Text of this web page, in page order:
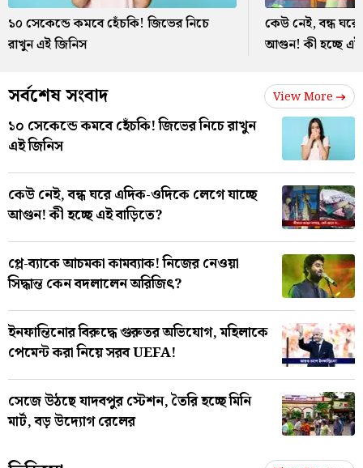
১০ সেকেন্ডে কমবে হেঁচকি! জিভের নিচে
রাখুন এই জিনিস
কেউ নেই, বন্ধ ঘরে
আগুন! কী হচ্ছে এই
সর্বশেষ সংবাদ View More
১০ সেকেন্ডে কমবে হেঁচকি! জিভের নিচে রাখুন
এই জিনিস
কেউ নেই, বন্ধ ঘরে এদিক-ওদিকে লেগে যাচ্ছে
আগুন! কী হচ্ছে এই বাড়িতে?
প্লে-ব্যাকে আচমকা কামব্যাক! নিজের নেওয়া
সিদ্ধান্ত কেন বদলালেন অরিজিৎ?
ইনফান্তিনোর বিরুদ্ধে গুরুতর অভিযোগ, মহিলাকে
পেমেন্ট করা নিয়ে সরব UEFA!
সেজে উঠছে যাদবপুর স্টেশন, তৈরি হচ্ছে মিনি
মার্ট, বড় উদ্যোগ রেলের